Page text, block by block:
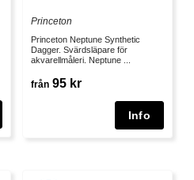
Princeton
Princeton Neptune Synthetic
Dagger. Svärdsläpare för
akvarellmåleri. Neptune ...
från 95 kr